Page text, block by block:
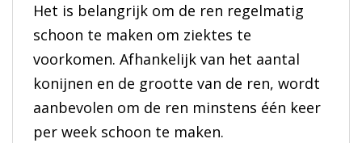
Het is belangrijk om de ren regelmatig
schoon te maken om ziektes te
voorkomen. Afhankelijk van het aantal
konijnen en de grootte van de ren, wordt
aanbevolen om de ren minstens één keer
per week schoon te maken.